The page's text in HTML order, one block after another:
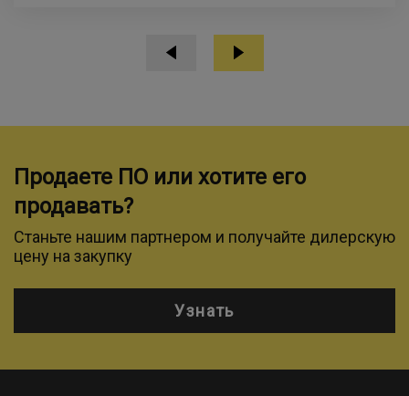
Продаете ПО или хотите его
продавать?
Станьте нашим партнером и получайте дилерскую
цену на закупку
Узнать